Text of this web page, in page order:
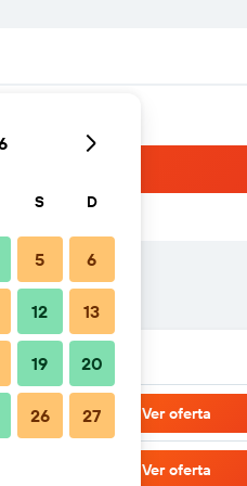
Ver oferta
Ver oferta
S D
5 6
12 13
19 20
26 27